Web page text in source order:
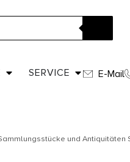
SERVICE E-Mail
Ring mit Rubin
und Antiquitäten